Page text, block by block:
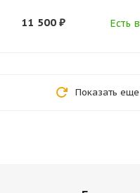
11 500 ₽ Есть
Показать еще